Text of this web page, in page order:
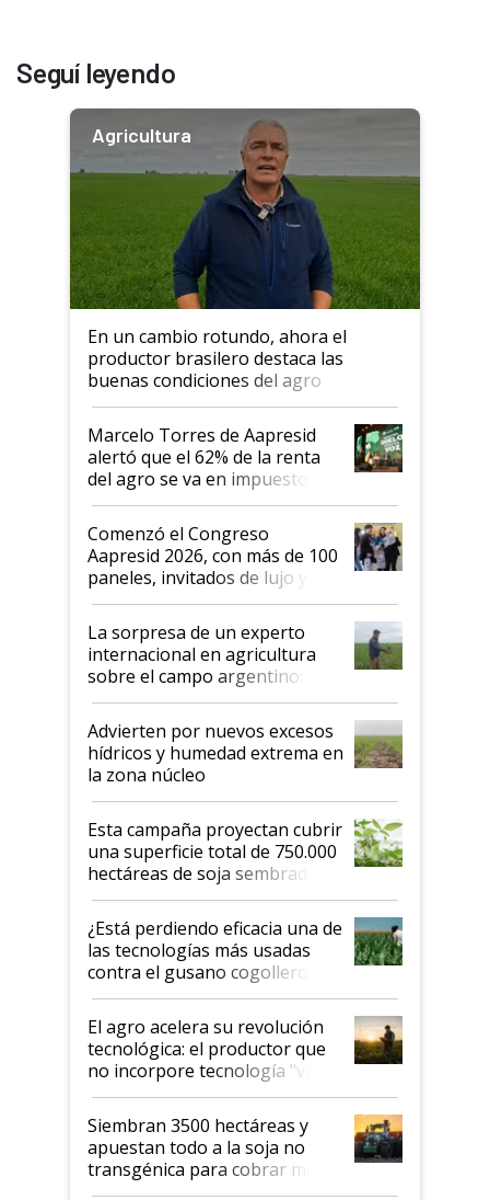
Seguí leyendo
Agricultura
En un cambio rotundo, ahora el
productor brasilero destaca las
buenas condiciones del agro
argentino para invertir: "Los veo
más motivados"
Marcelo Torres de Aapresid
alertó que el 62% de la renta
del agro se va en impuestos:
"No es bueno que en
Argentina se sigan discutiendo
las mismas cosas de hace 50
años"
Comenzó el Congreso
Aapresid 2026, con más de 100
paneles, invitados de lujo y
todas las tendencias
La sorpresa de un experto
internacional en agricultura
sobre el campo argentino:
"Estoy muy impresionado"
Advierten por nuevos excesos
hídricos y humedad extrema en
la zona núcleo
Esta campaña proyectan cubrir
una superficie total de 750.000
hectáreas de soja sembradas
con una nueva generación de
variedades que marcan un
salto tecnológico en genética y
rendimiento
¿Está perdiendo eficacia una de
las tecnologías más usadas
contra el gusano cogollero? El
desafío de una tecnología clave
El agro acelera su revolución
tecnológica: el productor que
no incorpore tecnología "va a
perder el tren"
Siembran 3500 hectáreas y
apuestan todo a la soja no
transgénica para cobrar más
por tonelada: compraron un